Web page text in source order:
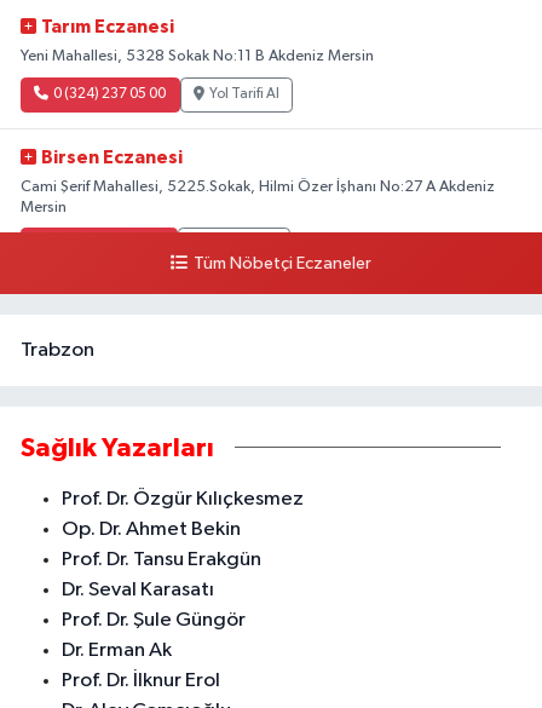
Tarım Eczanesi
Yeni Mahallesi, 5328 Sokak No:11 B Akdeniz Mersin
0 (324) 237 05 00 Yol Tarifi Al
Birsen Eczanesi
Cami Şerif Mahallesi, 5225.Sokak, Hilmi Özer İşhanı No:27 A Akdeniz
Mersin
Tüm Nöbetçi Eczaneler
Trabzon
Sağlık Yazarları
Prof. Dr. Özgür Kılıçkesmez
Op. Dr. Ahmet Bekin
Prof. Dr. Tansu Erakgün
Dr. Seval Karasatı
Prof. Dr. Şule Güngör
Dr. Erman Ak
Prof. Dr. İlknur Erol